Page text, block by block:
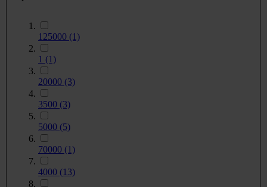
125000 (1)
1 (1)
20000 (3)
3500 (3)
5000 (5)
70000 (1)
4000 (13)